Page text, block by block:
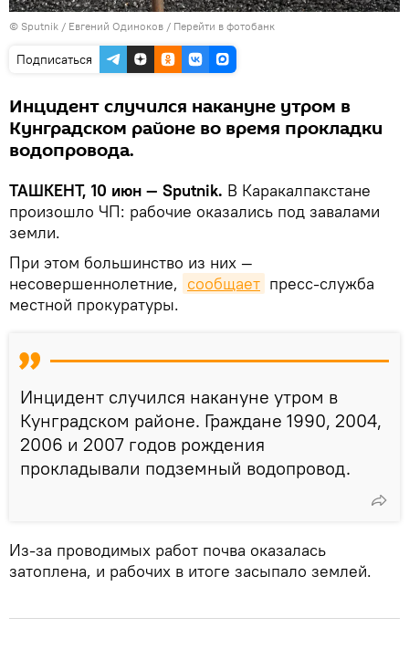
© Sputnik / Евгений Одиноков / Перейти в фотобанк
Подписаться
Инцидент случился накануне утром в
Кунградском районе во время прокладки
водопровода.
ТАШКЕНТ, 10 июн — Sputnik. В Каракалпакстане
произошло ЧП: рабочие оказались под завалами
земли.
При этом большинство из них —
несовершеннолетние, сообщает пресс-служба
местной прокуратуры.
Инцидент случился накануне утром в
Кунградском районе. Граждане 1990, 2004,
2006 и 2007 годов рождения
прокладывали подземный водопровод.
Из-за проводимых работ почва оказалась
затоплена, и рабочих в итоге засыпало землей.